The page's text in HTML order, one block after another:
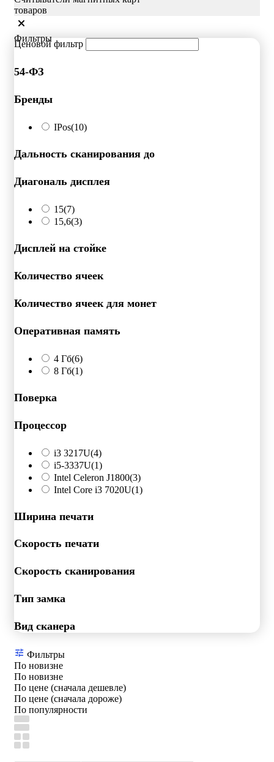
товаров
Фильтры
Ценовой фильтр
54-ФЗ
Бренды
IPos(10)
Дальность сканирования до
Диагональ дисплея
15(7)
15,6(3)
Дисплей на стойке
Количество ячеек
Количество ячеек для монет
Оперативная память
4 Гб(6)
8 Гб(1)
Поверка
Процессор
i3 3217U(4)
i5-3337U(1)
Intel Celeron J1800(3)
Intel Core i3 7020U(1)
Ширина печати
Скорость печати
Скорость сканирования
Тип замка
Вид сканера
Фильтры
По новизне
По новизне
По цене (сначала дешевле)
По цене (сначала дороже)
По популярности